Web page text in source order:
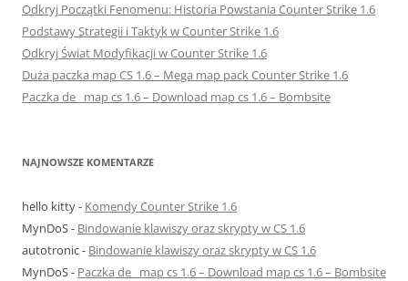
Odkryj Początki Fenomenu: Historia Powstania Counter Strike 1.6
Podstawy Strategii i Taktyk w Counter Strike 1.6
Odkryj Świat Modyfikacji w Counter Strike 1.6
Duża paczka map CS 1.6 – Mega map pack Counter Strike 1.6
Paczka de_ map cs 1.6 – Download map cs 1.6 – Bombsite
NAJNOWSZE KOMENTARZE
hello kitty- Komendy Counter Strike 1.6
MynDoS- Bindowanie klawiszy oraz skrypty w CS 1.6
autotronic- Bindowanie klawiszy oraz skrypty w CS 1.6
MynDoS- Paczka de_ map cs 1.6 – Download map cs 1.6 – Bombsite